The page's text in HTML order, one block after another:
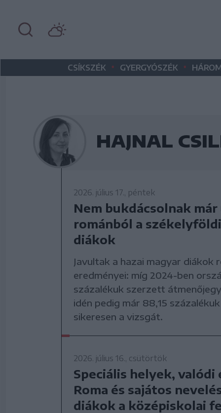
CSÍKSZÉK • GYERGYÓSZÉK •
HAJNAL
2026. július 17., péntek
Nem bukdácsolnak már
románból a
diákok
Javultak a hazai magyar diákok
eredményei: míg 2024-ben
százalékuk szerzett
idén pedig már 88,15
sikeresen a vizsgát.
2026. július 16., csütörtök
Speciális helyek, valódi
Roma és sajátos
diákok a középiskolai